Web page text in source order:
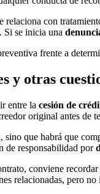
con
Si se inicia una
frente a
y otras
entre la cesión de
original antes de
que habrá que
de responsabilidad por
conviene
relacionadas, pero